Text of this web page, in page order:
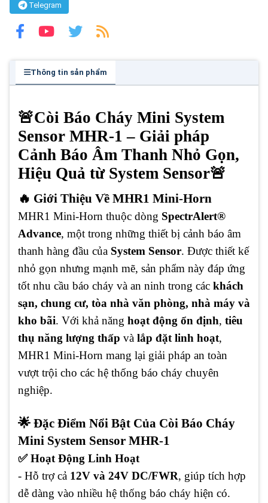
Telegram
Thông tin sản phẩm
🚨Còi Báo Cháy Mini System
Sensor MHR-1 – Giải pháp
Cảnh Báo Âm Thanh Nhỏ Gọn,
Hiệu Quả từ System Sensor🚨
🔥 Giới Thiệu Về MHR1 Mini-Horn
MHR1 Mini-Horn thuộc dòng SpectrAlert®
Advance, một trong những thiết bị cảnh báo âm
thanh hàng đầu của System Sensor. Được thiết kế
nhỏ gọn nhưng mạnh mẽ, sản phẩm này đáp ứng
tốt nhu cầu báo cháy và an ninh trong các khách
sạn, chung cư, tòa nhà văn phòng, nhà máy và
kho bãi. Với khả năng hoạt động ổn định, tiêu
thụ năng lượng thấp và lắp đặt linh hoạt,
MHR1 Mini-Horn mang lại giải pháp an toàn
vượt trội cho các hệ thống báo cháy chuyên
nghiệp.
🌟 Đặc Điểm Nổi Bật Của Còi Báo Cháy
Mini System Sensor MHR-1
✅ Hoạt Động Linh Hoạt
- Hỗ trợ cả 12V và 24V DC/FWR, giúp tích hợp
dễ dàng vào nhiều hệ thống báo cháy hiện có.